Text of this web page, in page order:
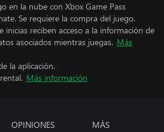
en la nube con Xbox Game Pass
Se requiere la compra del juego.
inicias reciben acceso a la información de
asociados mientras juegas. Más
la aplicación.
Más información
OPINIONES MÁS